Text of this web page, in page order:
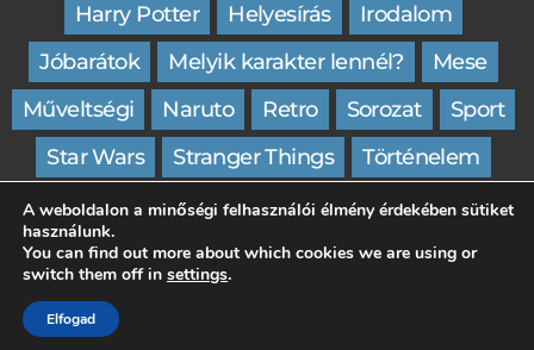
Harry Potter
Helyesírás
Irodalom
Jóbarátok
Melyik karakter lennél?
Mese
Műveltségi
Naruto Retro Sorozat
Sport
Star Wars
Stranger Things
Történelem
Trónok harca
Villámkvíz Wednesday Zene
A weboldalon a minőségi felhasználói élmény érdekében sütiket
használunk.
You can find out more about which cookies we are using or
switch them off in settings.
Elfogad